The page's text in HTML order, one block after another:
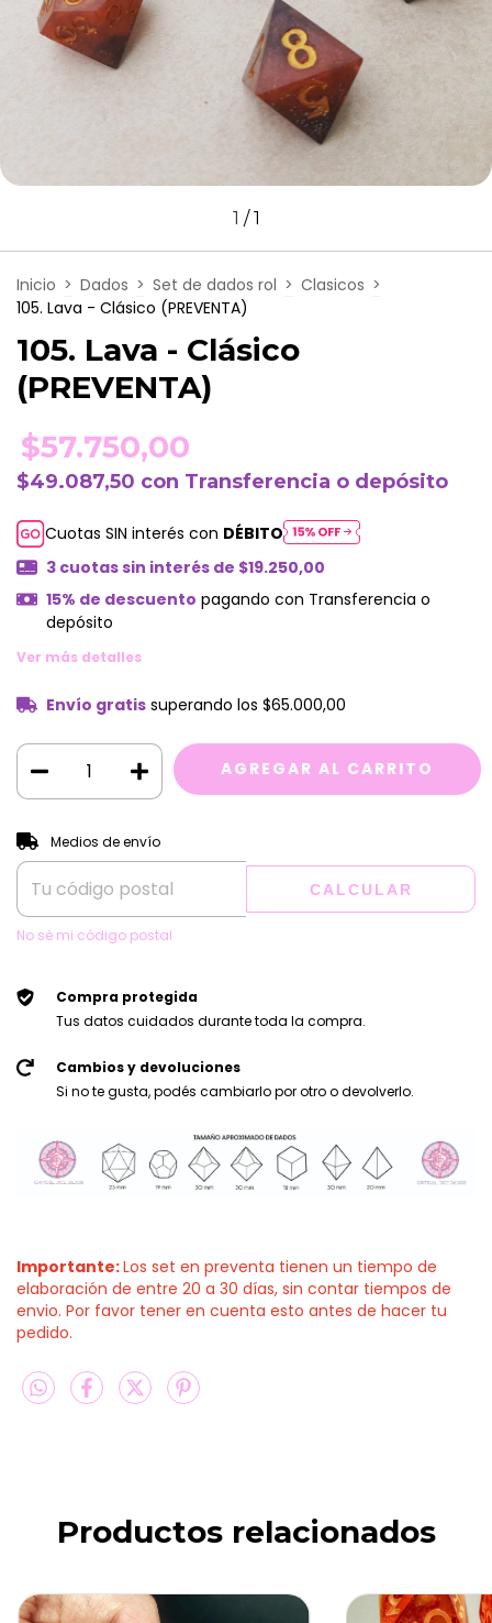
1 /1
Inicio > Dados > Set de dados rol > Clasicos >
105. Lava - Clásico (PREVENTA)
105. Lava - Clásico
(PREVENTA)
$57.750,00
$49.087,50 con Transferencia o depósito
Cuotas SIN interés con DÉBITO
3 cuotas sin interés de $19.250,00
15% de descuento pagando con Transferencia o
depósito
Ver más detalles
Envío gratis superando los $65.000,00
Entregas para el CP:
Medios de envío
CALCULAR
No sé mi código postal
Compra protegida
Tus datos cuidados durante toda la compra.
Cambios y devoluciones
Si no te gusta, podés cambiarlo por otro o devolverlo.
Importante:Los set en preventa tienen un tiempo de
elaboración de entre 20 a 30 días, sin contar tiempos de
envio. Por favor tener en cuenta esto antes de hacer tu
pedido.
Productos relacionados